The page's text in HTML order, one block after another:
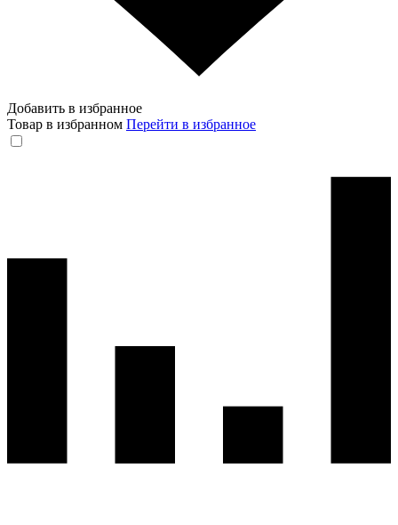
Добавить в избранное
Товар в избранном Перейти в избранное